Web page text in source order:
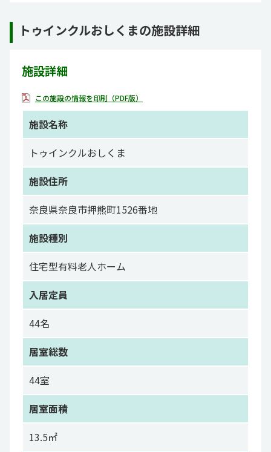
トゥインクルおしくまの施設詳細
施設詳細
この施設の情報を印刷（PDF版）
施設名称
トゥインクルおしくま
施設住所
奈良県奈良市押熊町1526番地
施設種別
住宅型有料老人ホーム
入居定員
44名
居室総数
44室
居室面積
13.5㎡